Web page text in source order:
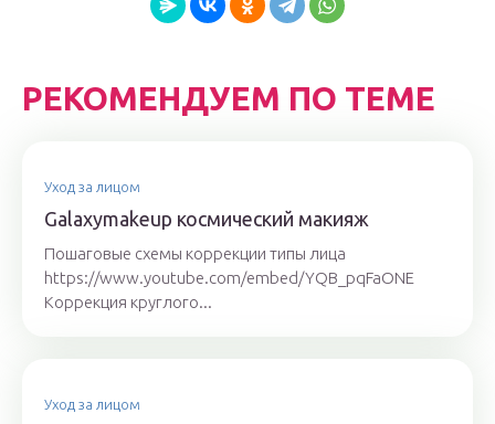
РЕКОМЕНДУЕМ ПО ТЕМЕ
Уход за лицом
Galaxymakeup космический макияж
Пошаговые схемы коррекции типы лица
https://www.youtube.com/embed/YQB_pqFaONE
Коррекция круглого...
Уход за лицом